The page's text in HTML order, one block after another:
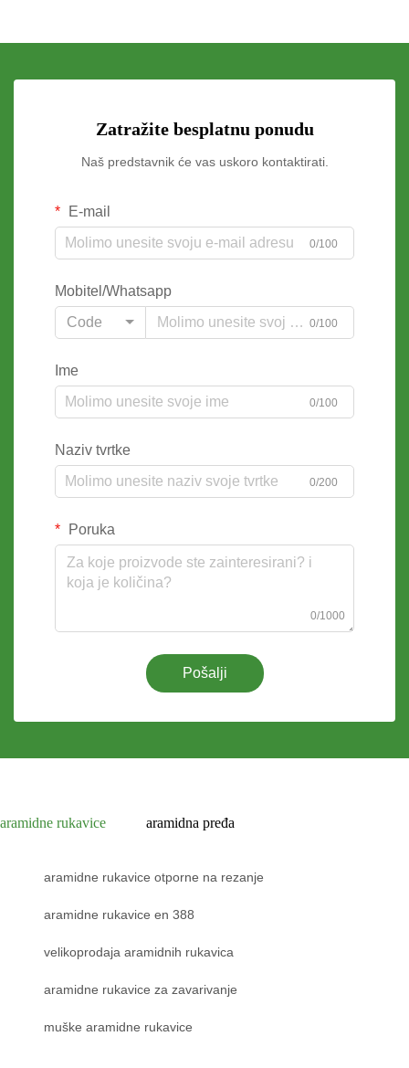
Zatražite besplatnu ponudu
Naš predstavnik će vas uskoro kontaktirati.
E-mail
0/100
Mobitel/Whatsapp
Code
0/100
Ime
0/100
Naziv tvrtke
0/200
Poruka
0/1000
Pošalji
aramidne rukavice aramidna pređa
aramidne rukavice otporne na rezanje
aramidne rukavice en 388
velikoprodaja aramidnih rukavica
aramidne rukavice za zavarivanje
muške aramidne rukavice